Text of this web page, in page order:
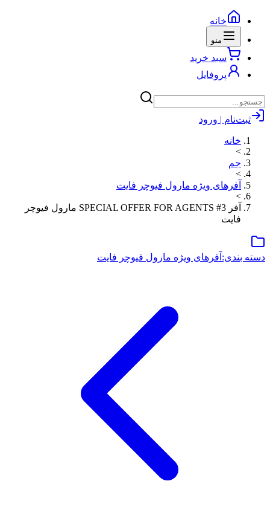
خانه
منو
سبد خرید
پروفایل
ثبت‌نام | ورود
خانه
>
جم
>
آفرهای ویژه مارول فیوچر فایت
>
آفر SPECIAL OFFER FOR AGENTS #3 مارول فیوچر
فایت
دسته بندی: آفرهای ویژه مارول فیوچر فایت